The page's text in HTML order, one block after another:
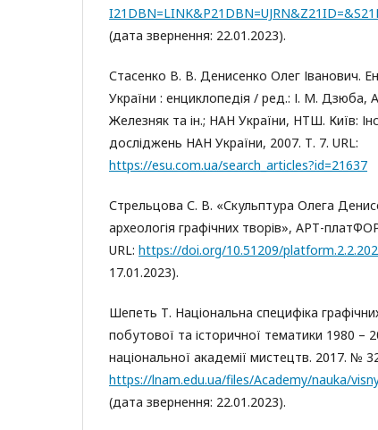
(дата звернення: 22.01.2023).
Стасенко В. В. Денисенко Олег Іванович.
України : енциклопедія / ред.: І. М. Дзюба,
Железняк та ін.; НАН України, НТШ. Київ:
досліджень НАН України, 2007. Т. 7. URL:
https://esu.com.ua/search_articles?id=21637
Стрельцова С. В. «Скульптура Олега
археологія графічних творів», АРТ-
URL: https://doi.org/10.51209/
17.01.2023).
Шепеть Т. Національна специфіка
побутової та історичної тематики 1980 –
національної академії мистецтв. 2017. №
https://lnam.edu.ua/files/Academy/nauka/
(дата звернення: 22.01.2023).